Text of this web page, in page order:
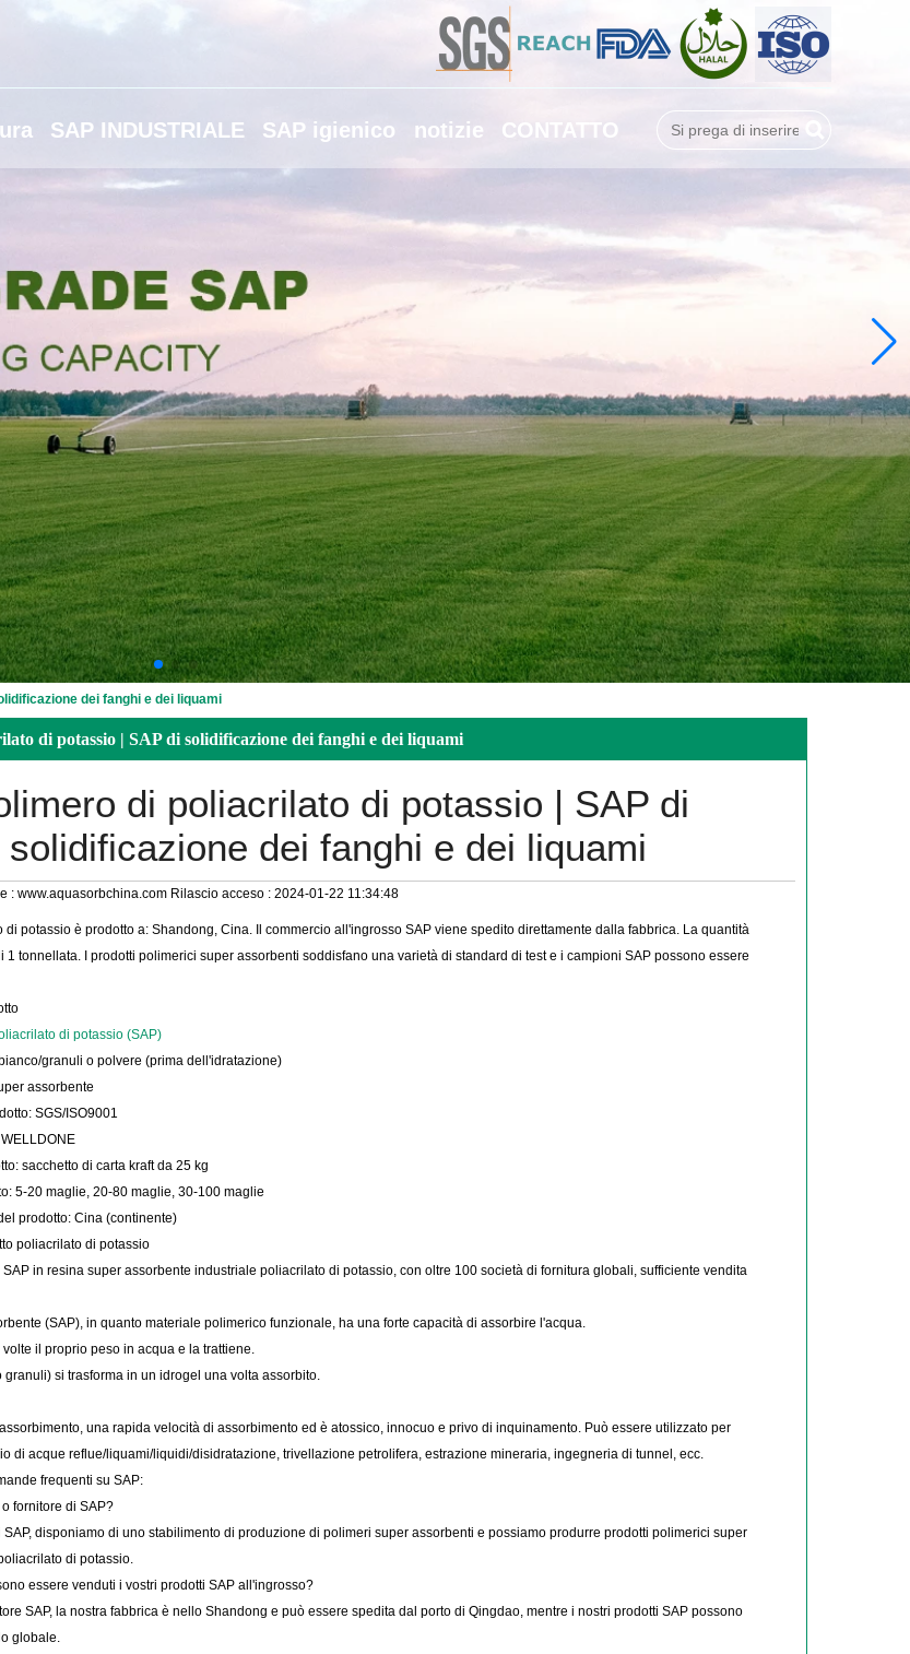
SAP INDUSTRIALE SAP igienico notizie CONTATTO Ricerca
dei fanghi e dei liquami
di potassio | SAP di solidificazione dei fanghi e dei liquami
di poliacrilato di potassio | SAP di
solidificazione dei fanghi e dei liquami
: www.aquasorbchina.com Rilascio acceso : 2024-01-22 11:34:48
di potassio è prodotto a: Shandong, Cina. Il commercio all'ingrosso SAP viene spedito direttamente dalla fabbrica. La quantità
1 tonnellata. I prodotti polimerici super assorbenti soddisfano una varietà di standard di test e i campioni SAP possono essere
di potassio (SAP)
granuli o polvere (prima dell'idratazione)
assorbente
SGS/ISO9001
sacchetto di carta kraft da 25 kg
5-20 maglie, 20-80 maglie, 30-100 maglie
prodotto: Cina (continente)
poliacrilato di potassio
SAP in resina super assorbente industriale poliacrilato di potassio, con oltre 100 società di fornitura globali, sufficiente vendita
(SAP), in quanto materiale polimerico funzionale, ha una forte capacità di assorbire l'acqua.
il proprio peso in acqua e la trattiene.
granuli) si trasforma in un idrogel una volta assorbito.
una rapida velocità di assorbimento ed è atossico, innocuo e privo di inquinamento. Può essere utilizzato per
di acque reflue/liquami/liquidi/disidratazione, trivellazione petrolifera, estrazione mineraria, ingegneria di tunnel, ecc.
frequenti su SAP:
fornitore di SAP?
SAP, disponiamo di uno stabilimento di produzione di polimeri super assorbenti e possiamo produrre prodotti polimerici super
di potassio.
essere venduti i vostri prodotti SAP all'ingrosso?
SAP, la nostra fabbrica è nello Shandong e può essere spedita dal porto di Qingdao, mentre i nostri prodotti SAP possono
globale.